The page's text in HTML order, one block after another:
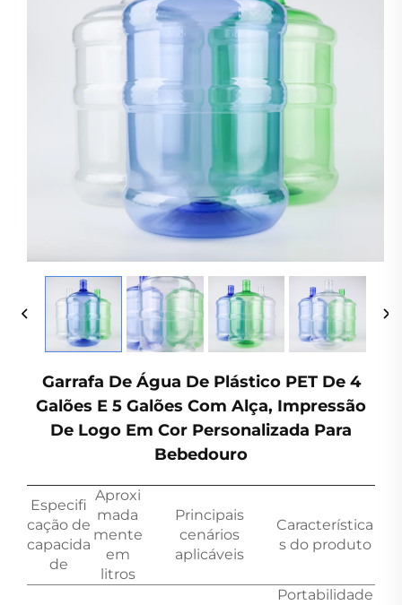
Garrafa De Água De Plástico PET De 4
Galões E 5 Galões Com Alça, Impressão
De Logo Em Cor Personalizada Para
Bebedouro
Especifi
cação de
capacida
de
Aproxi
mada
mente
em
litros
Principais
cenários
aplicáveis
Característica
s do produto
Portabilidade